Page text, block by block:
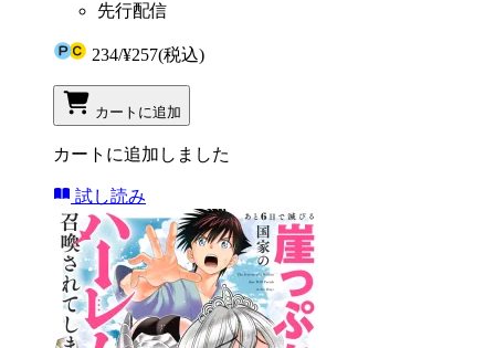
先行配信
234/¥257(税込)
カートに追加
カートに追加しました
試し読み